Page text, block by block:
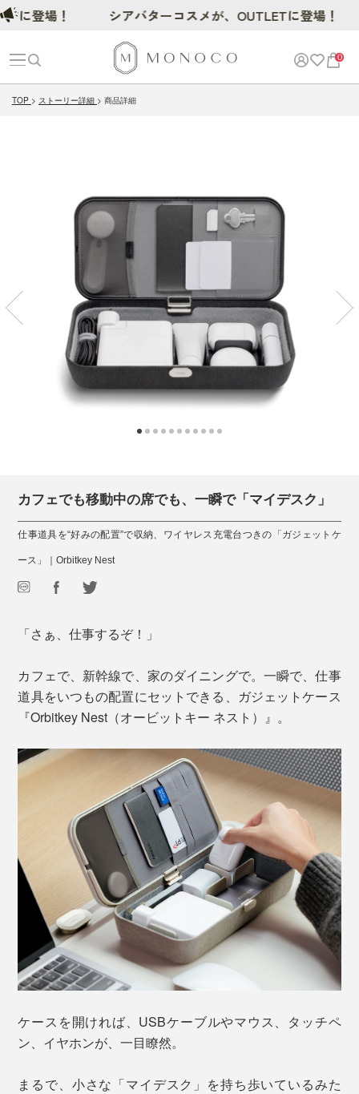
0
TOP ストーリー詳細 商品詳細
カフェでも移動中の席でも、一瞬で「マイデスク」
仕事道具を“好みの配置”で収納、ワイヤレス充電台つきの「ガジェットケ
ース」｜Orbitkey Nest
「さぁ、仕事するぞ！」
カフェで、新幹線で、家のダイニングで。一瞬で、仕事
道具をいつもの配置にセットできる、ガジェットケース
『Orbitkey Nest（オービットキー ネスト）』。
ケースを開ければ、USBケーブルやマウス、タッチペ
ン、イヤホンが、一目瞭然。
まるで、小さな「マイデスク」を持ち歩いているみた
登場！ シアバターコスメが、OUTLETに登場！